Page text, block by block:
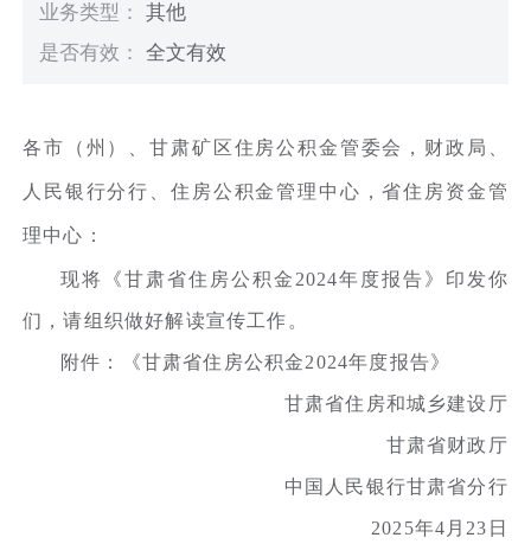
业务类型：其他
是否有效：全文有效
各市（州）、甘肃矿区住房公积金管委会，财政局、
人民银行分行、住房公积金管理中心，省住房资金管
理中心：
现将《甘肃省住房公积金2024年度报告》印发你
们，请组织做好解读宣传工作。
附件：《甘肃省住房公积金2024年度报告》
甘肃省住房和城乡建设厅
甘肃省财政厅
中国人民银行甘肃省分行
2025年4月23日